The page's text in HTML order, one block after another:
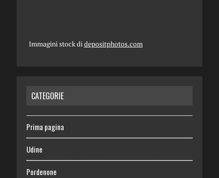
Immagini stock di depositphotos.com
CATEGORIE
Prima pagina
Udine
Pordenone